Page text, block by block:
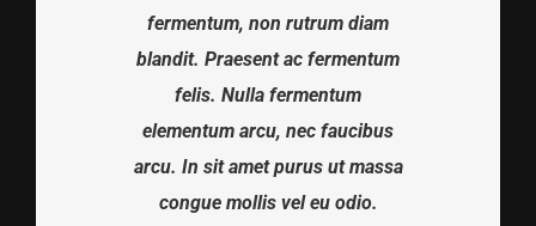
fermentum, non rutrum diam
blandit. Praesent ac fermentum
felis. Nulla fermentum
elementum arcu, nec faucibus
arcu. In sit amet purus ut massa
congue mollis vel eu odio.